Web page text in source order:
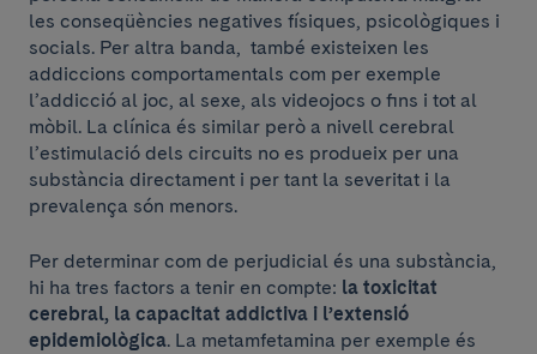
les conseqüències negatives físiques, psicològiques i
socials. Per altra banda, també existeixen les
addiccions comportamentals com per exemple
l’addicció al joc, al sexe, als videojocs o fins i tot al
mòbil. La clínica és similar però a nivell cerebral
l’estimulació dels circuits no es produeix per una
substància directament i per tant la severitat i la
prevalença són menors.
Per determinar com de perjudicial és una substància,
hi ha tres factors a tenir en compte: la toxicitat
cerebral, la capacitat addictiva i l’extensió
epidemiològica. La metamfetamina per exemple és